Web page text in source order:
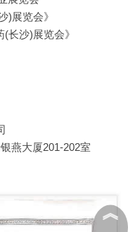
)展览会》
(长沙)展览会》
燕大厦201-202室
︽